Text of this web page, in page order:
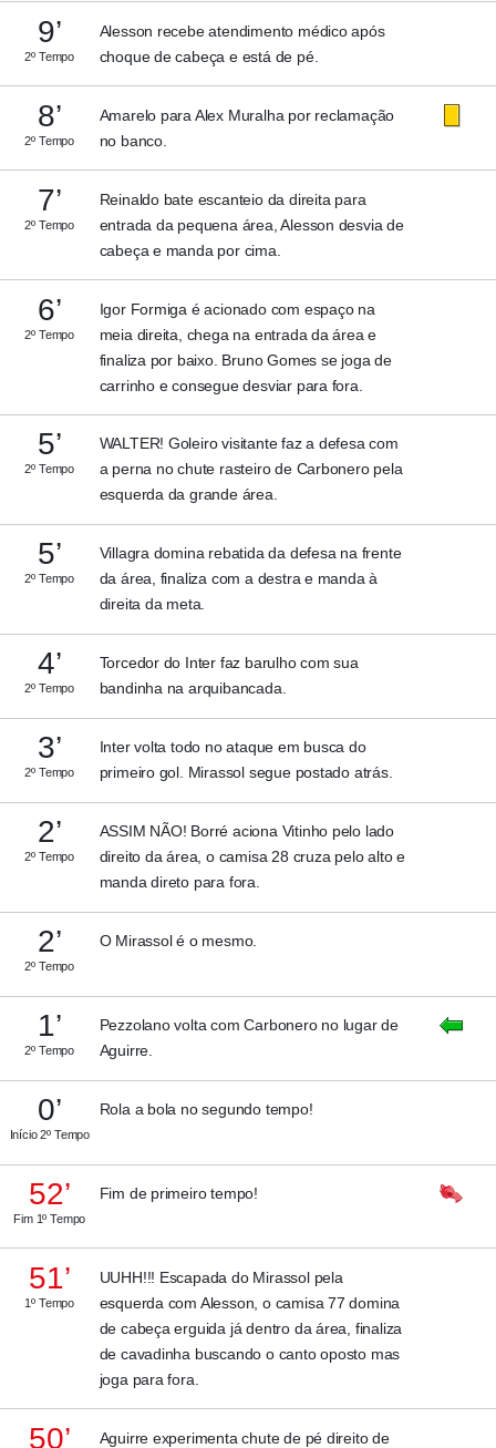
9’
2º Tempo
Alesson recebe atendimento médico após
choque de cabeça e está de pé.
8’
2º Tempo
Amarelo para Alex Muralha por reclamação
no banco.
7’
2º Tempo
Reinaldo bate escanteio da direita para
entrada da pequena área, Alesson desvia de
cabeça e manda por cima.
6’
2º Tempo
Igor Formiga é acionado com espaço na
meia direita, chega na entrada da área e
finaliza por baixo. Bruno Gomes se joga de
carrinho e consegue desviar para fora.
5’
2º Tempo
WALTER! Goleiro visitante faz a defesa com
a perna no chute rasteiro de Carbonero pela
esquerda da grande área.
5’
2º Tempo
Villagra domina rebatida da defesa na frente
da área, finaliza com a destra e manda à
direita da meta.
4’
2º Tempo
Torcedor do Inter faz barulho com sua
bandinha na arquibancada.
3’
2º Tempo
Inter volta todo no ataque em busca do
primeiro gol. Mirassol segue postado atrás.
2’
2º Tempo
ASSIM NÃO! Borré aciona Vitinho pelo lado
direito da área, o camisa 28 cruza pelo alto e
manda direto para fora.
2’
2º Tempo
O Mirassol é o mesmo.
1’
2º Tempo
Pezzolano volta com Carbonero no lugar de
Aguirre.
0’
Início 2º Tempo
Rola a bola no segundo tempo!
52’
Fim 1º Tempo
Fim de primeiro tempo!
51’
1º Tempo
UUHH!!! Escapada do Mirassol pela
esquerda com Alesson, o camisa 77 domina
de cabeça erguida já dentro da área, finaliza
de cavadinha buscando o canto oposto mas
joga para fora.
50’ Aguirre experimenta chute de pé direito de